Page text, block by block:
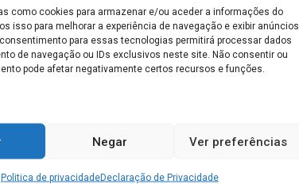
como cookies para armazenar e/ou aceder a informações do
isso para melhorar a experiência de navegação e exibir anúncios
para essas tecnologias permitirá processar dados
de navegação ou IDs exclusivos neste site. Não consentir ou
pode afetar negativamente certos recursos e funções.
Negar Ver preferências
Politica de privacidadeDeclaração de Privacidade
dos grandes lares.
idosos puderem desfrutar.
com vigilância permanente e a
prestados convidamos a conhecer o Lar